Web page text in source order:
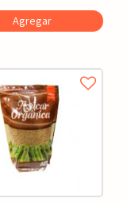
Agregar